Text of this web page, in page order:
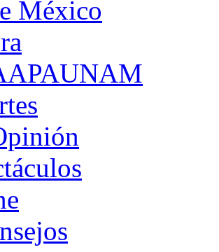
México